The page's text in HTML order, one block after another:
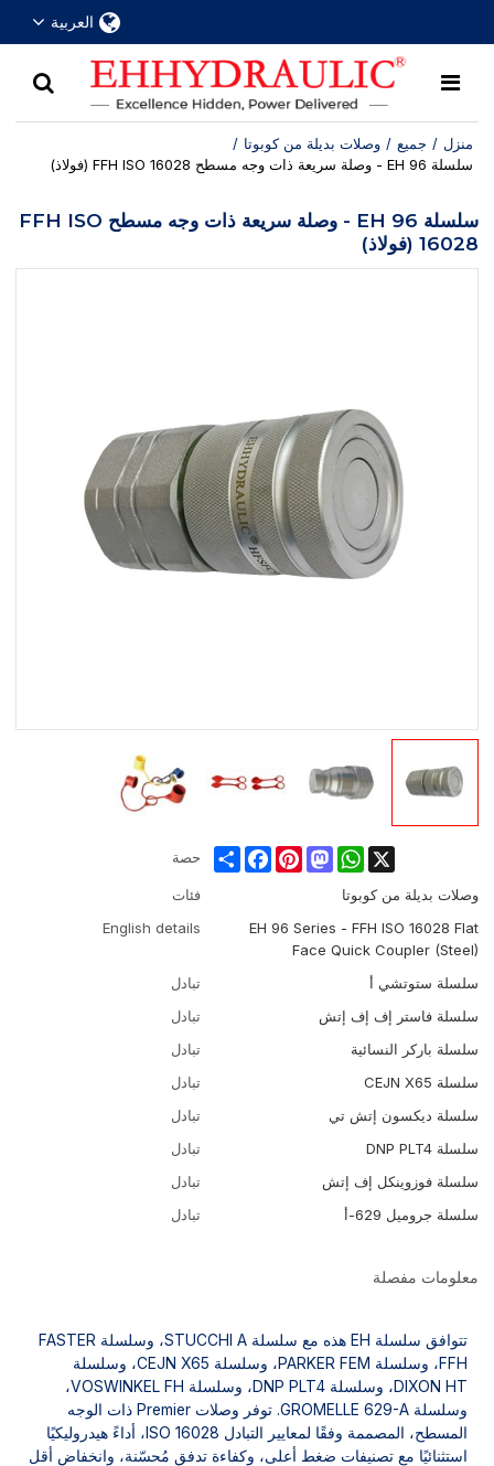
العربية
منزل / جميع / وصلات بديلة من كوبوتا /
سلسلة EH 96 - وصلة سريعة ذات وجه مسطح FFH ISO 16028 (فولاذ)
سلسلة EH 96 - وصلة سريعة ذات وجه مسطح FFH ISO
16028 (فولاذ)
حصة Share
FacebookPinterest
Mastodon
WhatsApp X
فئات
وصلات بديلة من كوبوتا
English details
EH 96 Series - FFH ISO 16028 Flat
Face Quick Coupler (Steel)
تبادل
سلسلة ستوتشي أ
تبادل
سلسلة فاستر إف إف إتش
تبادل
سلسلة باركر النسائية
تبادل
سلسلة CEJN X65
تبادل
سلسلة ديكسون إتش تي
تبادل
سلسلة DNP PLT4
تبادل
سلسلة فوزوينكل إف إتش
تبادل
سلسلة جروميل 629-أ
معلومات مفصلة
تتوافق سلسلة EH هذه مع سلسلة STUCCHI A، وسلسلة FASTER
FFH، وسلسلة PARKER FEM، وسلسلة CEJN X65، وسلسلة
DIXON HT، وسلسلة DNP PLT4، وسلسلة VOSWINKEL FH،
وسلسلة GROMELLE 629-A. توفر وصلات Premier ذات الوجه
المسطح، المصممة وفقًا لمعايير التبادل ISO 16028، أداءً هيدروليكيًا
استثنائيًا مع تصنيفات ضغط أعلى، وكفاءة تدفق مُحسّنة، وانخفاض أقل